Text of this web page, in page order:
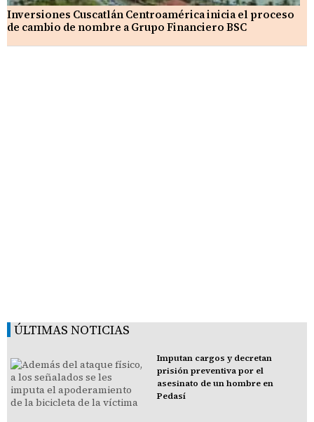
Inversiones Cuscatlán Centroamérica inicia el proceso
de cambio de nombre a Grupo Financiero BSC
ÚLTIMAS NOTICIAS
Imputan cargos y decretan
prisión preventiva por el
asesinato de un hombre en
Pedasí